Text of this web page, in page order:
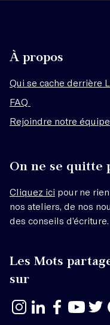
À propos
Qui se cache derrière
FAQ
Rejoindre notre équipe
On ne se quitte
Cliquez ici pour ne
nos ateliers, de nos
des conseils d’écriture.
Les Mots
sur